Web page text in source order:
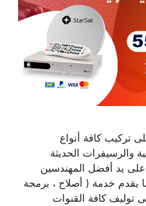
تركيب كافة أنواع
والرسيفرات الحديثة
على يد أفضل المهندسين
يقدم خدمة ( أصلاح ، برمجة
توليف كافة القنوات